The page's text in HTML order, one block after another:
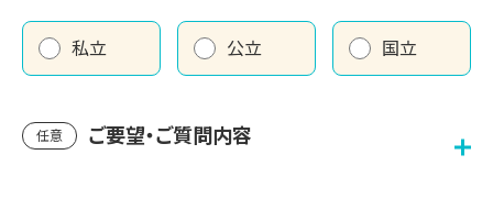
私立 公立 国立
任意 ご要望・ご質問内容